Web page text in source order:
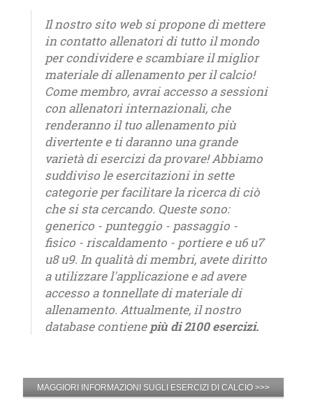
Il nostro sito web si propone di mettere
in contatto allenatori di tutto il mondo
per condividere e scambiare il miglior
materiale di allenamento per il calcio!
Come membro, avrai accesso a sessioni
con allenatori internazionali, che
renderanno il tuo allenamento più
divertente e ti daranno una grande
varietà di esercizi da provare! Abbiamo
suddiviso le esercitazioni in sette
categorie per facilitare la ricerca di ciò
che si sta cercando. Queste sono:
generico - punteggio - passaggio -
fisico - riscaldamento - portiere e u6 u7
u8 u9. In qualità di membri, avete diritto
a utilizzare l'applicazione e ad avere
accesso a tonnellate di materiale di
allenamento. Attualmente, il nostro
database contienepiù di 2100 esercizi.
MAGGIORI INFORMAZIONI SUGLI ESERCIZI DI CALCIO >>>